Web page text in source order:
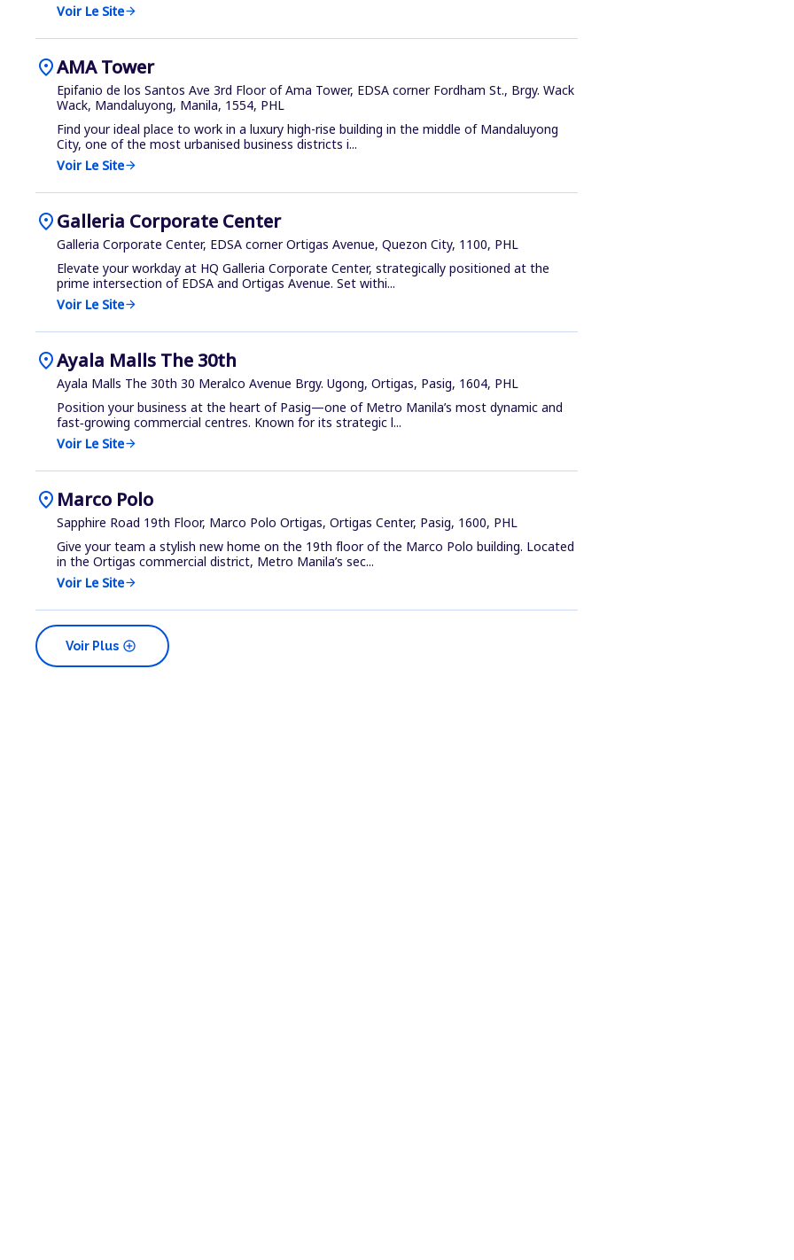
Voir Le Sitearrow_forward
location_onAMA Tower
Epifanio de los Santos Ave 3rd Floor of Ama Tower, EDSA corner Fordham St., Brgy. Wack
Wack, Mandaluyong, Manila, 1554, PHL
Find your ideal place to work in a luxury high-rise building in the middle of Mandaluyong
City, one of the most urbanised business districts i...
Voir Le Sitearrow_forward
location_onGalleria Corporate Center
Galleria Corporate Center, EDSA corner Ortigas Avenue, Quezon City, 1100, PHL
Elevate your workday at HQ Galleria Corporate Center, strategically positioned at the
prime intersection of EDSA and Ortigas Avenue. Set withi...
Voir Le Sitearrow_forward
location_onAyala Malls The 30th
Ayala Malls The 30th 30 Meralco Avenue Brgy. Ugong, Ortigas, Pasig, 1604, PHL
Position your business at the heart of Pasig—one of Metro Manila’s most dynamic and
fast‑growing commercial centres. Known for its strategic l...
Voir Le Sitearrow_forward
location_on Marco Polo
Sapphire Road 19th Floor, Marco Polo Ortigas, Ortigas Center, Pasig, 1600, PHL
Give your team a stylish new home on the 19th floor of the Marco Polo building. Located
in the Ortigas commercial district, Metro Manila’s sec...
Voir Le Sitearrow_forward
add_circle
Voir Plus